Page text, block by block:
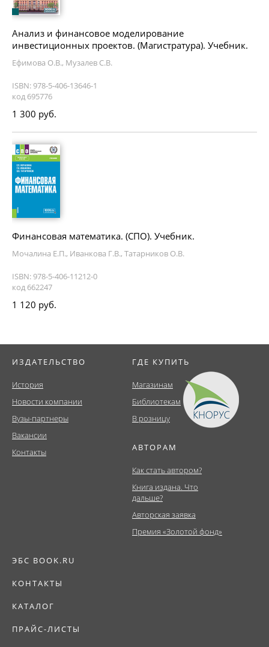
Анализ и финансовое моделирование
инвестиционных проектов. (Магистратура). Учебник.
Ефимова О.В., Музалев С.В.
ISBN: 978-5-406-13646-1
код 695776
1 300 руб.
Финансовая математика. (СПО). Учебник.
Мочалина Е.П., Иванкова Г.В., Татарников О.В.
ISBN: 978-5-406-11212-0
код 662247
1 120 руб.
ИЗДАТЕЛЬСТВО
История
Новости компании
Вузы-партнеры
Вакансии
Контакты
ГДЕ КУПИТЬ
Магазинам
Библиотекам
В розницу
АВТОРАМ
Как стать автором?
Книга издана. Что
дальше?
Авторская заявка
Премия «Золотой фонд»
ЭБС BOOK.RU
КОНТАКТЫ
КАТАЛОГ
ПРАЙС-ЛИСТЫ